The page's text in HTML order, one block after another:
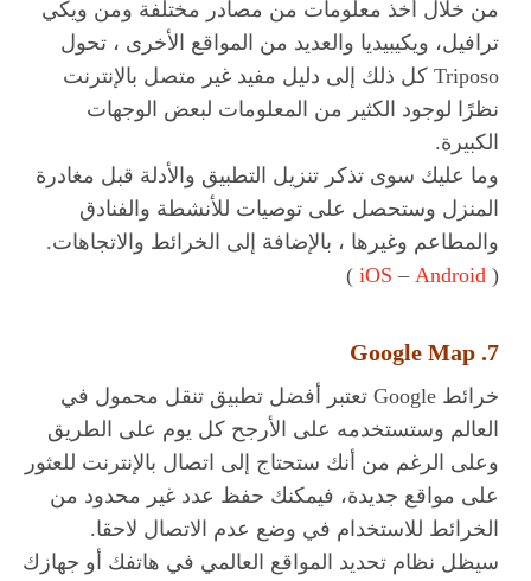
من خلال أخذ معلومات من مصادر مختلفة ومن ويكي
ترافيل، ويكيبيديا والعديد من المواقع الأخرى ، تحول
Triposo كل ذلك إلى دليل مفيد غير متصل بالإنترنت
نظرًا لوجود الكثير من المعلومات لبعض الوجهات
الكبيرة.
وما عليك سوى تذكر تنزيل التطبيق والأدلة قبل مغادرة
المنزل وستحصل على توصيات للأنشطة والفنادق
والمطاعم وغيرها ، بالإضافة إلى الخرائط والاتجاهات.
(
iOS – Android
)
7. Google Map
خرائط Google تعتبر أفضل تطبيق تنقل محمول في
العالم وستستخدمه على الأرجح كل يوم على الطريق
وعلى الرغم من أنك ستحتاج إلى اتصال بالإنترنت للعثور
على مواقع جديدة، فيمكنك حفظ عدد غير محدود من
الخرائط للاستخدام في وضع عدم الاتصال لاحقا.
سيظل نظام تحديد المواقع العالمي في هاتفك أو جهازك